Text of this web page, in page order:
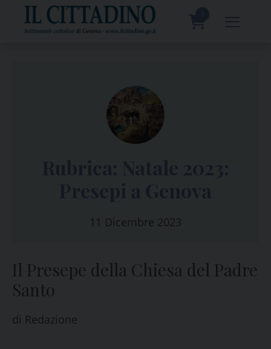
content
11 Dicembre 2023
Il Presepe della Chiesa del Padre
Santo
di Redazione